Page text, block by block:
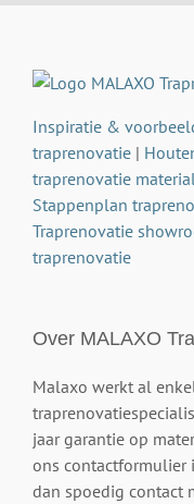
Inspiratie &
traprenovatie |
traprenovatie
Stappenplan
Traprenovatie
traprenovatie
Over MALAXO
Malaxo werkt al
jaar garantie op
ons contactformulier
dan spoedig contact